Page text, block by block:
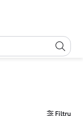
Filtry